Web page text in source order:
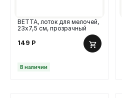
ВЕТТА, лоток для мелочей,
23х7,5 см, прозрачный
149 Р
В наличии